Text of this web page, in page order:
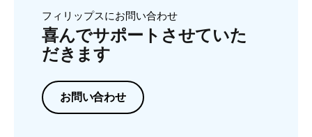
フィリップスにお問い合わせ
喜んでサポートさせていた
だきます
お問い合わせ